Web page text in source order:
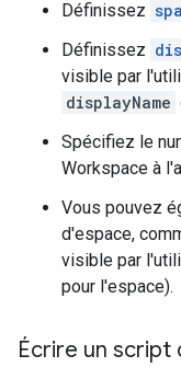
Définissez
Définissez
visible par
displayName
Spécifiez le
Workspace à
Vous pouvez
d'espace,
visible par
pour l'espace).
Écrire un script